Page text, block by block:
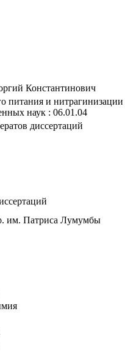
Константинович
питания и
наук : 06.01.04
диссертаций
им. Патриса Лумумбы